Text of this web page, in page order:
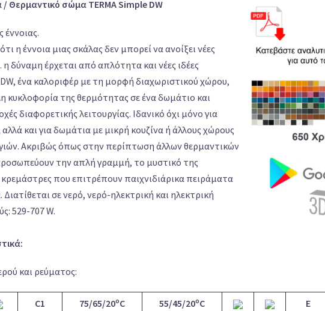
Θερμαντικό σώμα TERMA Simple DW
η έννοια μιας σκάλας δεν μπορεί να ανοίξει νέες
δύναμη έρχεται από απλότητα και νέες ιδέες
ένα καλοριφέρ με τη μορφή διαχωριστικού χώρου,
κυκλοφορία της θερμότητας σε ένα δωμάτιο και
διαφορετικής λειτουργίας. Ιδανικό όχι μόνο για
αλλά και για δωμάτια με μικρή κουζίνα ή άλλους χώρους
Ακριβώς όπως στην περίπτωση άλλων θερμαντικών
την απλή γραμμή, το μυστικό της
κρεμάστρες που επιτρέπουν παιχνιδιάρικα πειράματα
σε νερό, νερό-ηλεκτρική και ηλεκτρική
529-707 W.
και ρεύματος:
C1
75/65/20oC
55/45/20oC
E